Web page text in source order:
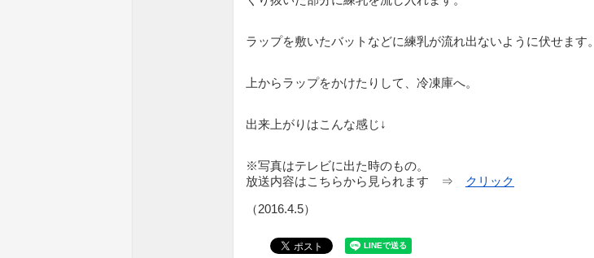
ラップを敷いたバットなどに練乳が流れ出ないように伏せます。
上からラップをかけたりして、冷凍庫へ。
出来上がりはこんな感じ↓
※写真はテレビに出た時のもの。
放送内容はこちらから見られます ⇒ クリック
（2016.4.5）